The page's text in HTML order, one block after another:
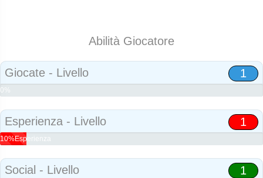
Abilità Giocatore
Giocate - Livello 1
0%
Esperienza - Livello 1
10%Esperienza
Social - Livello 1